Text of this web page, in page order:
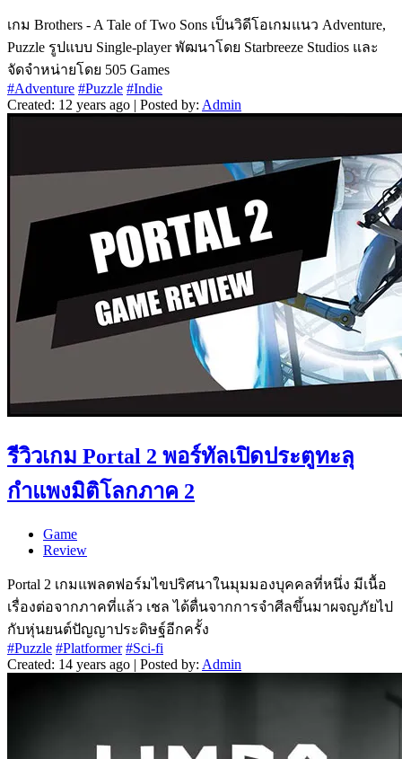
เกม Brothers - A Tale of Two Sons เป็นวิดีโอเกมแนว Adventure,
Puzzle รูปแบบ Single-player พัฒนาโดย Starbreeze Studios และ
จัดจำหน่ายโดย 505 Games
#Adventure #Puzzle #Indie
Created: 12 years ago | Posted by: Admin
รีวิวเกม Portal 2 พอร์ทัลเปิดประตูทะลุ
กำแพงมิติโลกภาค 2
Game
Review
Portal 2 เกมแพลตฟอร์มไขปริศนาในมุมมองบุคคลที่หนึ่ง มีเนื้อ
เรื่องต่อจากภาคที่แล้ว เชล ได้ตื่นจากการจำศีลขึ้นมาผจญภัยไป
กับหุ่นยนต์ปัญญาประดิษฐ์อีกครั้ง
#Puzzle #Platformer #Sci-fi
Created: 14 years ago | Posted by: Admin